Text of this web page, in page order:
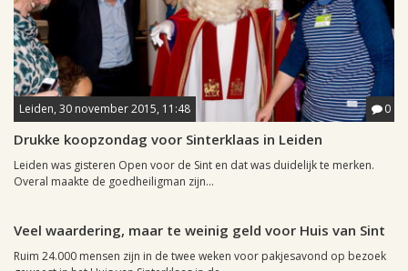
Leiden, 30 november 2015, 11:48 0
Drukke koopzondag voor Sinterklaas in Leiden
Leiden was gisteren Open voor de Sint en dat was duidelijk te merken.
Overal maakte de goedheiligman zijn...
Veel waardering, maar te weinig geld voor Huis van Sint
Ruim 24.000 mensen zijn in de twee weken voor pakjesavond op bezoek